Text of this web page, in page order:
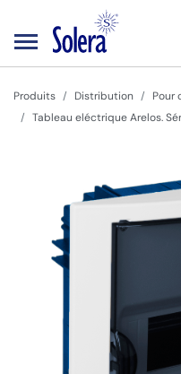
Produits Distribution
Pour
Tableau eléctrique Arelos.